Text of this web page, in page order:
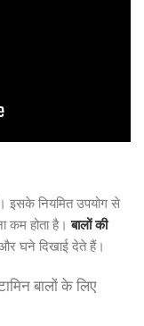
इसके नियमित उपयोग से
कम होता है।बालों की
घने दिखाई देते हैं।
बालों के लिए